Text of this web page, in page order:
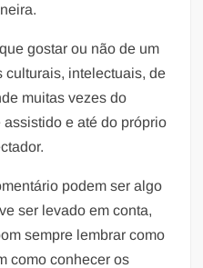
gostar ou não de um
culturais, intelectuais, de
muitas vezes do
e até do próprio
podem ser algo
ser levado em conta,
sempre lembrar como
como conhecer os